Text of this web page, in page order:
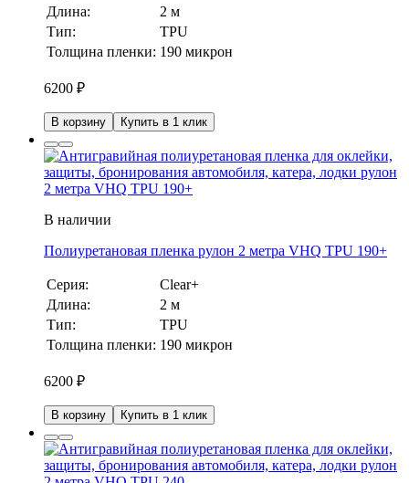
Длина:
2 м
Тип:
TPU
Толщина пленки: 190 микрон
6200 ₽
В корзину Купить в 1 клик
В наличии
Полиуретановая пленка рулон 2 метра VHQ TPU 190+
Серия:
Clear+
Длина:
2 м
Тип:
TPU
Толщина пленки: 190 микрон
6200 ₽
В корзину Купить в 1 клик